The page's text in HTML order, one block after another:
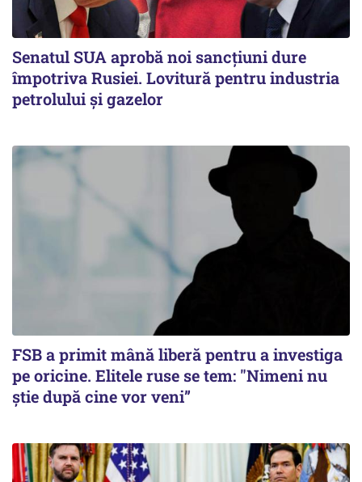
Senatul SUA aprobă noi sancțiuni dure
împotriva Rusiei. Lovitură pentru industria
petrolului și gazelor
FSB a primit mână liberă pentru a investiga
pe oricine. Elitele ruse se tem: "Nimeni nu
știe după cine vor veni”